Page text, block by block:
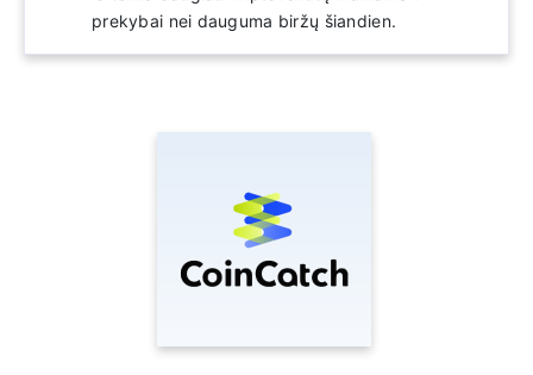
prekybai nei dauguma biržų šiandien.